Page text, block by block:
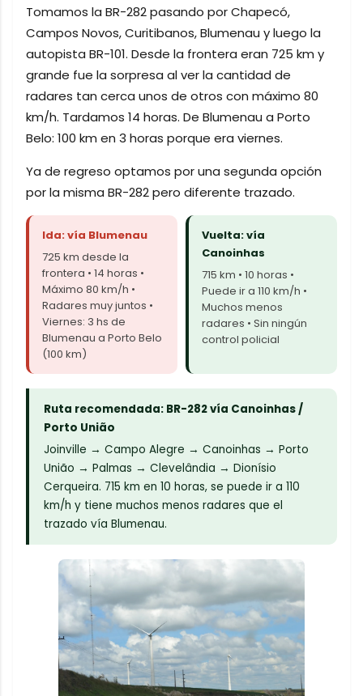
Tomamos la BR-282 pasando por Chapecó,
Campos Novos, Curitibanos, Blumenau y luego la
autopista BR-101. Desde la frontera eran 725 km y
grande fue la sorpresa al ver la cantidad de
radares tan cerca unos de otros con máximo 80
km/h. Tardamos 14 horas. De Blumenau a Porto
Belo: 100 km en 3 horas porque era viernes.
Ya de regreso optamos por una segunda opción
por la misma BR-282 pero diferente trazado.
Ida: vía Blumenau
725 km desde la
frontera • 14 horas •
Máximo 80 km/h •
Radares muy juntos •
Viernes: 3 hs de
Blumenau a Porto Belo
(100 km)
Vuelta: vía
Canoinhas
715 km • 10 horas •
Puede ir a 110 km/h •
Muchos menos
radares • Sin ningún
control policial
Ruta recomendada: BR-282 vía Canoinhas /
Porto União
Joinville → Campo Alegre → Canoinhas → Porto
União → Palmas → Clevelândia → Dionísio
Cerqueira. 715 km en 10 horas, se puede ir a 110
km/h y tiene muchos menos radares que el
trazado vía Blumenau.